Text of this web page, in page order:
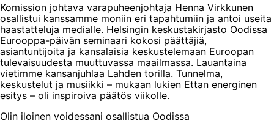
Komission johtava varapuheenjohtaja Henna Virkkunen
osallistui kanssamme moniin eri tapahtumiin ja antoi useita
haastatteluja medialle. Helsingin keskustakirjasto Oodissa
Eurooppa-päivän seminaari kokosi päättäjiä,
asiantuntijoita ja kansalaisia keskustelemaan Euroopan
tulevaisuudesta muuttuvassa maailmassa. Lauantaina
vietimme kansanjuhlaa Lahden torilla. Tunnelma,
keskustelut ja musiikki – mukaan lukien Ettan energinen
esitys – oli inspiroiva päätös viikolle.
Olin iloinen voidessani osallistua Oodissa